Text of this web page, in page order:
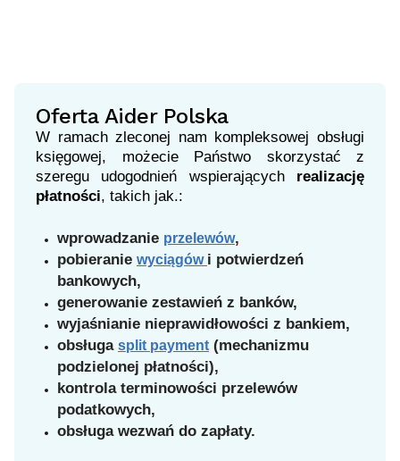
Oferta Aider Polska
W ramach zleconej nam kompleksowej obsługi
księgowej, możecie Państwo skorzystać z
szeregu udogodnień wspierających
realizację
płatności, takich jak.:
wprowadzanie przelewów,
pobieranie wyciągów i potwierdzeń
bankowych,
generowanie zestawień z banków,
wyjaśnianie nieprawidłowości z bankiem,
obsługa split payment (mechanizmu
podzielonej płatności),
kontrola terminowości przelewów
podatkowych,
obsługa wezwań do zapłaty.